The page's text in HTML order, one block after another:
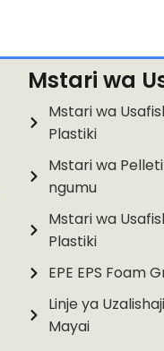
Mstari wa
Mstari wa
Plastiki
Mstari wa
ngumu
Mstari wa
Plastiki
EPE EPS Foam
Linje ya
Mayai